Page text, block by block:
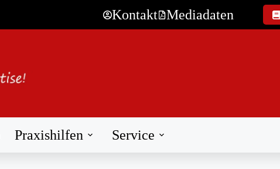
Kontakt Mediadaten
Praxishilfen Service